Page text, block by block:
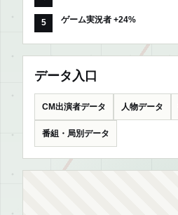
ゲーム実況者 +24%
データ入口
CM出演者データ 人物データ
番組・局別データ